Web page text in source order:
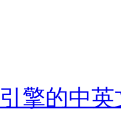
擎的中